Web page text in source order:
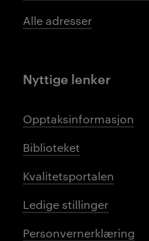
Alle adresser
Nyttige lenker
Opptaksinformasjon
Biblioteket
Kvalitetsportalen
Ledige stillinger
Personvernerklæring